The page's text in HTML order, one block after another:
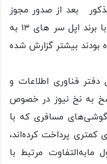
بعد از صدور مجوز
هیات دولت برای رجیستری تلفن همراه با برند اپل سر های ۱۳ به
بودند بیشتر گزارش شده
فناوری اطلاعات و
به نخ نیوز در خصوص
مسافری که با
پرداخت کرده‌اند،
مرتبط با